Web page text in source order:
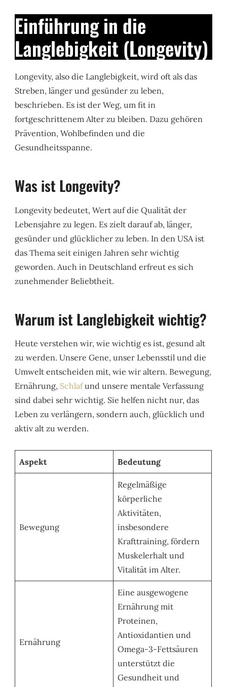
Einführung in die
Langlebigkeit (Longevity)
Longevity, also die Langlebigkeit, wird oft als das
Streben, länger und gesünder zu leben,
beschrieben. Es ist der Weg, um fit in
fortgeschrittenem Alter zu bleiben. Dazu gehören
Prävention, Wohlbefinden und die
Gesundheitsspanne.
Was ist Longevity?
Longevity bedeutet, Wert auf die Qualität der
Lebensjahre zu legen. Es zielt darauf ab, länger,
gesünder und glücklicher zu leben. In den USA ist
das Thema seit einigen Jahren sehr wichtig
geworden. Auch in Deutschland erfreut es sich
zunehmender Beliebtheit.
Warum ist Langlebigkeit wichtig?
Heute verstehen wir, wie wichtig es ist, gesund alt
zu werden. Unsere Gene, unser Lebensstil und die
Umwelt entscheiden mit, wie wir altern. Bewegung,
Ernährung, Schlafund unsere mentale Verfassung
sind dabei sehr wichtig. Sie helfen nicht nur, das
Leben zu verlängern, sondern auch, glücklich und
aktiv alt zu werden.
Aspekt Bedeutung
Bewegung
Regelmäßige
körperliche
Aktivitäten,
insbesondere
Krafttraining, fördern
Muskelerhalt und
Vitalität im Alter.
Ernährung
Eine ausgewogene
Ernährung mit
Proteinen,
Antioxidantien und
Omega-3-Fettsäuren
unterstützt die
Gesundheit und